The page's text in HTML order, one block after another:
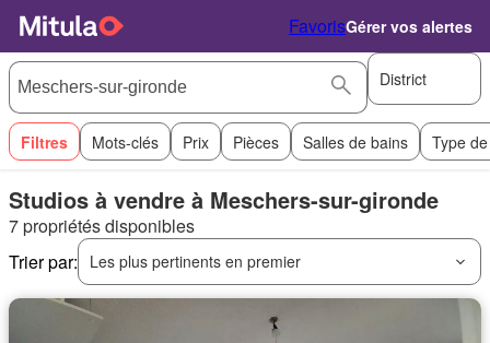
FavorisGérer vos alertes
District
Filtres Mots-clés Prix Pièces Salles de bains Type
Studios à vendre à Meschers-sur-gironde
7 propriétés disponibles
Trier par:
Les plus pertinents en premier